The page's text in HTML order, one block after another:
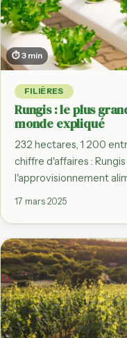
⏱ 3 min
FILIÈRES
Rungis : le plus
monde expliqué
232 hectares, 1 200
chiffre d'affaires :
l'approvisionnement
17 mars 2025